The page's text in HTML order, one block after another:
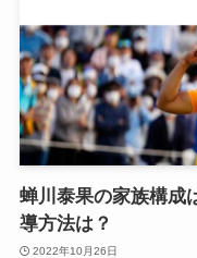
蝉川泰果の家族構成
導方法は？
2022年10月26日